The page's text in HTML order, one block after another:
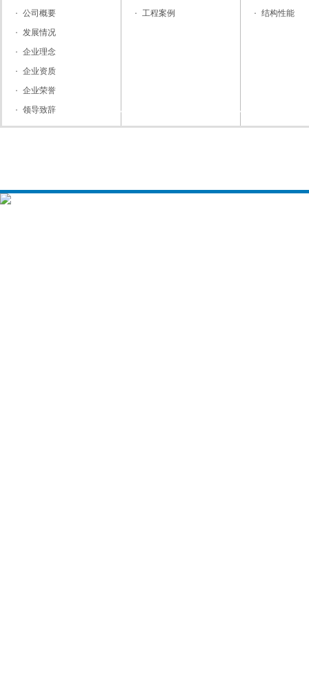
公司概要
发展情况
企业理念
企业资质
企业荣誉
领导致辞
工程案例 结构性能